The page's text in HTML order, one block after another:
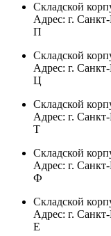
Складской
Адрес: г.
П
Складской
Адрес: г.
Ц
Складской
Адрес: г.
Т
Складской
Адрес: г.
Ф
Складской
Адрес: г.
Е